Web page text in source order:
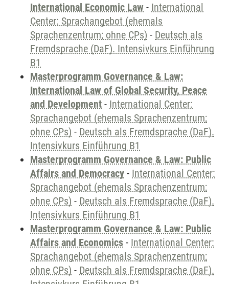
International Economic Law - International
Center: Sprachangebot (ehemals
Sprachenzentrum; ohne CPs) - Deutsch als
Fremdsprache (DaF). Intensivkurs Einführung
B1
Masterprogramm Governance & Law:
International Law of Global Security, Peace
and Development - International Center:
Sprachangebot (ehemals Sprachenzentrum;
ohne CPs) - Deutsch als Fremdsprache (DaF).
Intensivkurs Einführung B1
Masterprogramm Governance & Law: Public
Affairs and Democracy - International Center:
Sprachangebot (ehemals Sprachenzentrum;
ohne CPs) - Deutsch als Fremdsprache (DaF).
Intensivkurs Einführung B1
Masterprogramm Governance & Law: Public
Affairs and Economics - International Center:
Sprachangebot (ehemals Sprachenzentrum;
ohne CPs) - Deutsch als Fremdsprache (DaF).